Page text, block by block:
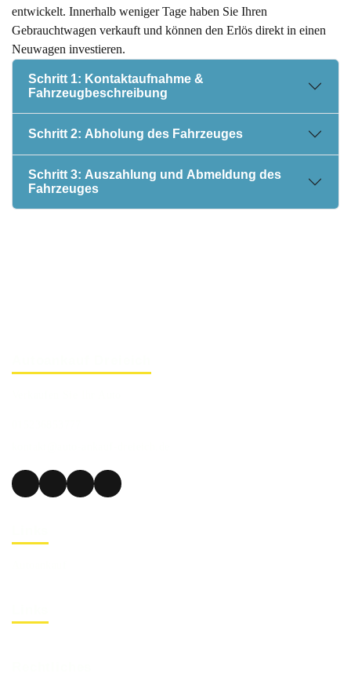
entwickelt. Innerhalb weniger Tage haben Sie Ihren
Gebrauchtwagen verkauft und können den Erlös direkt in einen
Neuwagen investieren.
Schritt 1: Kontaktaufnahme &
Fahrzeugbeschreibung
Schritt 2: Abholung des Fahrzeuges
Schritt 3: Auszahlung und Abmeldung des
Fahrzeuges